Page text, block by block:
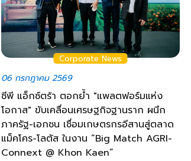
Corporate News
06 กรกฎาคม 2569
ซีพี แอ็กซ์ตร้า ตอกย้ำ "แพลตฟอร์มแห่ง
โอกาส" ขับเคลื่อนเศรษฐกิจฐานราก ผนึก
ภาครัฐ-เอกชน เชื่อมเกษตรกรอีสานสู่ตลาด
แม็คโคร-โลตัส ในงาน “Big Match AGRI-
Connext @ Khon Kaen”